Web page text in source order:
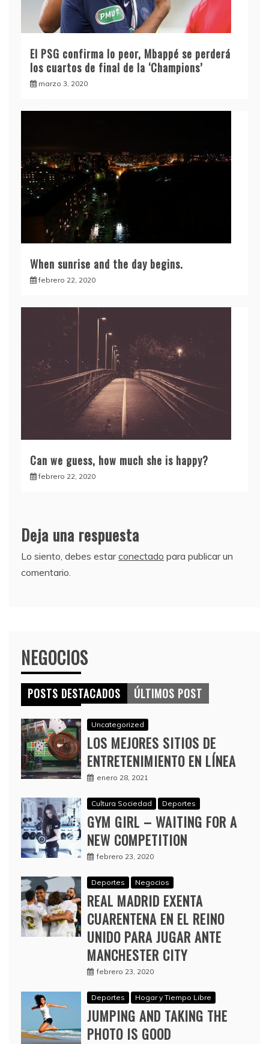
El PSG confirma lo peor, Mbappé se perderá
los cuartos de final de la ‘Champions’
marzo 3, 2020
When sunrise and the day begins.
febrero 22, 2020
Can we guess, how much she is happy?
febrero 22, 2020
Deja una respuesta
Lo siento, debes estarconectado para publicar un
comentario.
NEGOCIOS
POSTS DESTACADOS ÚLTIMOS POST
Uncategorized
LOS MEJORES SITIOS DE
ENTRETENIMIENTO EN LÍNEA
enero 28, 2021
Cultura Sociedad Deportes
GYM GIRL – WAITING FOR A
NEW COMPETITION
febrero 23, 2020
Deportes Negocios
REAL MADRID EXENTA
CUARENTENA EN EL REINO
UNIDO PARA JUGAR ANTE
MANCHESTER CITY
febrero 23, 2020
Deportes Hogar y Tiempo Libre
JUMPING AND TAKING THE
PHOTO IS GOOD